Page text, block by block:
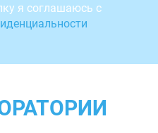
я соглашаюсь с